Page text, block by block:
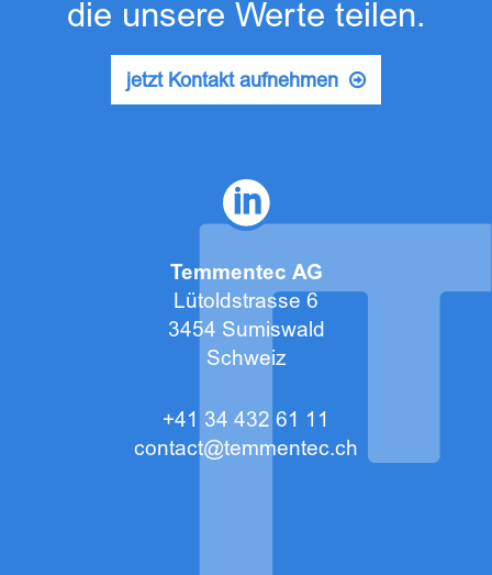
die unsere Werte teilen.
jetzt Kontakt aufnehmen
Temmentec AG
Lütoldstrasse 6
3454 Sumiswald
Schweiz
+41 34 432 61 11
contact@temmentec.ch